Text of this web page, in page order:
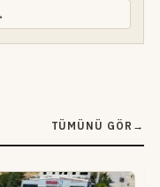
TÜMÜNÜ GÖR →